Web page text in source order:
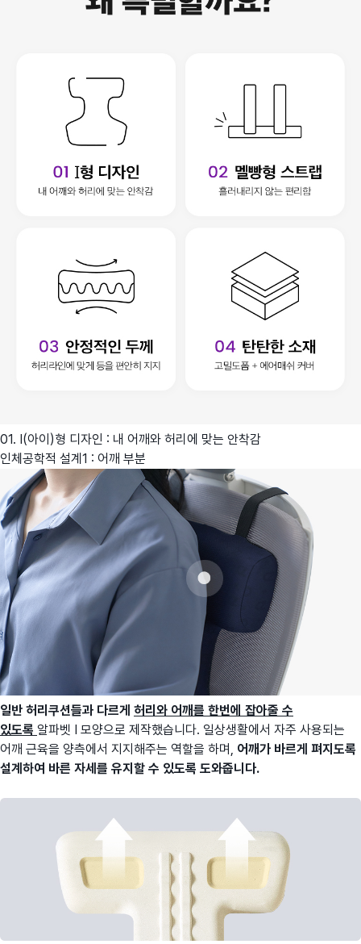
01. I(아이)형 디자인 : 내 어깨와 허리에 맞는 안착감
인체공학적 설계1 : 어깨 부분
일반 허리쿠션들과 다르게 허리와 어깨를 한번에 잡아줄 수
있도록 알파벳 I 모양으로 제작했습니다. 일상생활에서 자주 사용되는
어깨 근육을 양측에서 지지해주는 역할을 하며, 어깨가 바르게 펴지도록
설계하여 바른 자세를 유지할 수 있도록 도와줍니다.